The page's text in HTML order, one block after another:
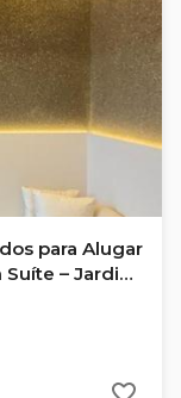
para Alugar
– Jardim